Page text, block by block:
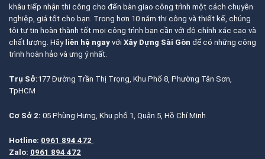
khâu tiếp nhận thi công cho đến bàn giao công trình một cách chuyên
nghiệp, giá tốt cho bạn. Trong hơn 10 năm thi công và thiết kế, chúng
tôi tự tin hoàn thành tốt mọi công trình bạn cần với độ chính xác cao và
chất lượng. Hãy liên hệ ngay với Xây Dựng Sài Gòn để có những công
trình hoàn hảo và ưng ý nhất.
Trụ Sở:177 Đường Trần Thị Trọng, Khu Phố 8, Phường Tân Sơn,
TpHCM
Cơ Sở 2: 05 Phùng Hưng, Khu phố 1, Quận 5, Hồ Chí Minh
Hotline: 0961 894 472
Zalo: 0961 894 472